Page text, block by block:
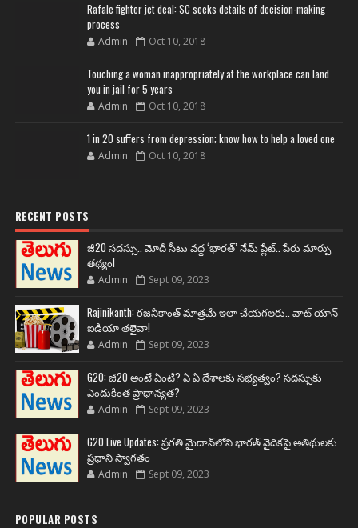
Rafale fighter jet deal: SC seeks details of decision-making
process
Admin Oct 10, 2018
Touching a woman inappropriately at the workplace can land
you in jail for 5 years
Admin Oct 10, 2018
1 in 20 suffers from depression; know how to help a loved one
Admin Oct 10, 2018
RECENT POSTS
జీ20 సదస్సు.. మోదీ సీటు వద్ద ‘భారత్’ నేమ్ ప్లేట్‌.. పేరు మార్పు
తథ్యం!
Admin Sept 09, 2023
Rajinikanth: రజనీకాంత్ మాత్రమే ఇలా చేయగలరు.. వాట్ యాన్
ఐడియా తలైవా!
Admin Sept 09, 2023
G20: జీ20 అంటే ఏంటి? ఏ ఏ దేశాలకు సభ్యత్వం? సదస్సుకు
ఎందుకింత ప్రాధాన్యత?
Admin Sept 09, 2023
G20 Live Updates: ప్రగతి మైదాన్‌లోని భారత్ వైదికపై అతిథులకు
ప్రధాని స్వాగతం
Admin Sept 09, 2023
POPULAR POSTS